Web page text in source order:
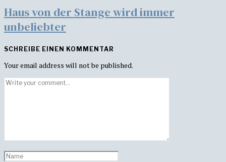
Haus von der Stange wird immer
unbeliebter
SCHREIBE EINEN KOMMENTAR
Your email address will not be published.